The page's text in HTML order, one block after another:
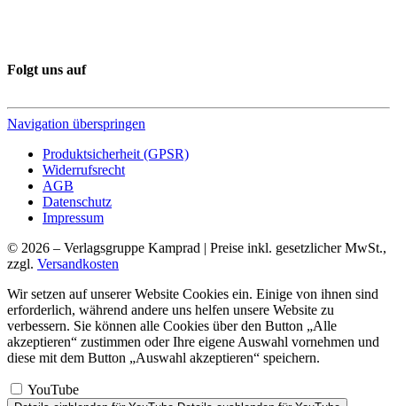
Folgt uns auf
Navigation überspringen
Produktsicherheit (GPSR)
Widerrufsrecht
AGB
Datenschutz
Impressum
© 2026 – Verlagsgruppe Kamprad | Preise inkl. gesetzlicher MwSt.,
zzgl. Versandkosten
Wir setzen auf unserer Website Cookies ein. Einige von ihnen sind
erforderlich, während andere uns helfen unsere Website zu
verbessern. Sie können alle Cookies über den Button „Alle
akzeptieren“ zustimmen oder Ihre eigene Auswahl vornehmen und
diese mit dem Button „Auswahl akzeptieren“ speichern.
YouTube